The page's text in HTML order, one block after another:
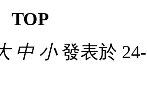
TOP
中 小發表於